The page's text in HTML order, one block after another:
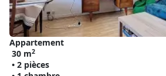
Appartement
30 m2
• 2 pièces